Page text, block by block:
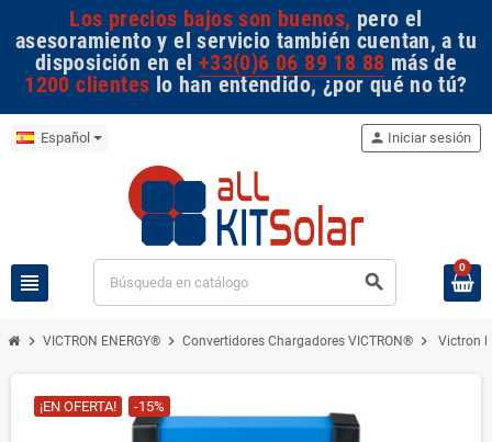
Los precios bajos son buenos, pero el
asesoramiento y el servicio también cuentan, a tu
disposición en el +33(0)6 06 89 18 88 más de
1200 clientes lo han entendido, ¿por qué no tú?
Español
view_headline search
person Iniciar sesión
0
chevron_right VICTRON ENERGY® chevron_right Convertidores Chargadores VICTRON® chevron_right Victron
¡EN OFERTA! -15%